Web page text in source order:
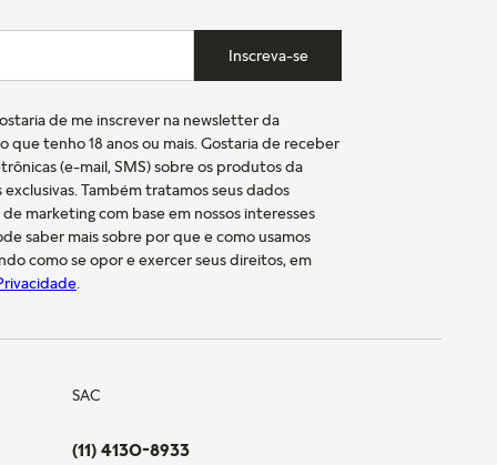
Inscreva-se
de me inscrever na newsletter da
que tenho 18 anos ou mais. Gostaria de receber
(e-mail, SMS) sobre os produtos da
Também tratamos seus dados
marketing com base em nossos interesses
saber mais sobre por que e como usamos
como se opor e exercer seus direitos, em
SAC
(11) 4130-8933